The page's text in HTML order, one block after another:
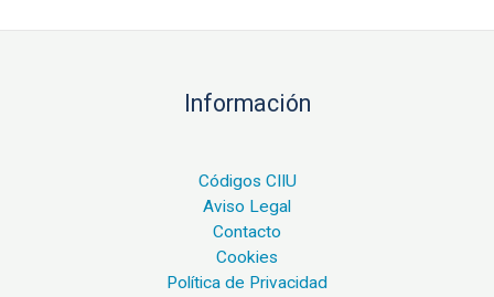
Información
Códigos CIIU
Aviso Legal
Contacto
Cookies
Política de Privacidad